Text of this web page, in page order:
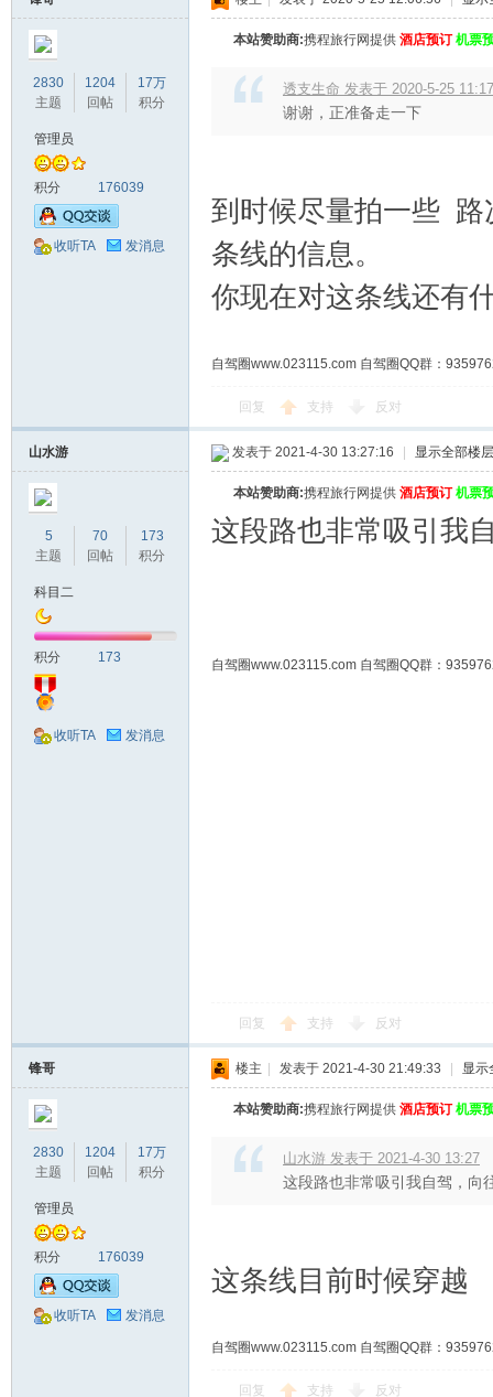
2830
主题
1204
回帖
17万
积分
管理员
积分 176039
收听TA 发消息
本站赞助商:携程旅行网提供 酒店预订 机票
透支生命 发表于 2020-5-25 11:17
谢谢，正准备走一下
到时候尽量拍一些 路
条线的信息。
你现在对这条线还有
自驾圈www.023115.com 自驾圈QQ群：
回复 支持 反对
山水游
5
主题
70
回帖
173
积分
科目二
积分 173
收听TA 发消息
发表于 2021-4-30 13:27:16 显示全部楼层
本站赞助商:携程旅行网提供 酒店预订 机票
这段路也非常吸引我
自驾圈www.023115.com 自驾圈QQ群：
回复 支持 反对
锋哥
2830
主题
1204
回帖
17万
积分
管理员
积分 176039
收听TA 发消息
楼主 发表于 2021-4-30 21:49:33 显示
本站赞助商:携程旅行网提供 酒店预订 机票
山水游 发表于 2021-4-30 13:27
这段路也非常吸引我自驾，向
这条线目前时候穿越
自驾圈www.023115.com 自驾圈QQ群：
回复 支持 反对